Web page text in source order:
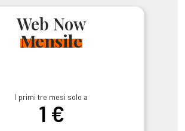
Web Now
Mensile
I primi tre mesi solo a
1 €